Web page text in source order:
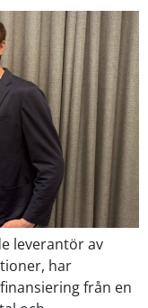
leverantör av
har
från en